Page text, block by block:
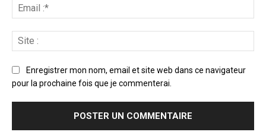
Enregistrer mon nom, email et site web dans ce navigateur
pour la prochaine fois que je commenterai.